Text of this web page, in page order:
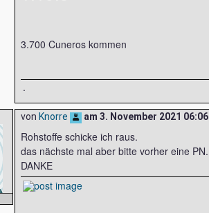
3.700 Cuneros kommen
.
von Knorre am3. November 2021 06:06
Rohstoffe schicke ich raus.
das nächste mal aber bitte vorher eine PN.
DANKE